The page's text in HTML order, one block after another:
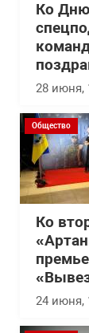
Ко
28 июня,
Общество
Ко
24 июня,